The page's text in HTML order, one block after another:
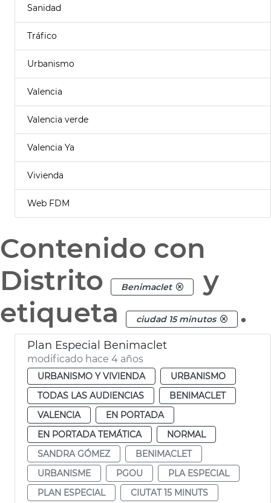
Sanidad
Tráfico
Urbanismo
Valencia
Valencia verde
Valencia Ya
Vivienda
Web FDM
Contenido con
Distrito
Benimaclet
y
etiqueta
ciudad 15 minutos .
Plan Especial Benimaclet
modificado hace 4 años
URBANISMO Y VIVIENDA
URBANISMO
TODAS LAS AUDIENCIAS
BENIMACLET
VALENCIA
EN PORTADA
EN PORTADA TEMÁTICA
NORMAL
SANDRA GÓMEZ
BENIMACLET
URBANISME
PGOU
PLA ESPECIAL
PLAN ESPECIAL
CIUTAT 15 MINUTS